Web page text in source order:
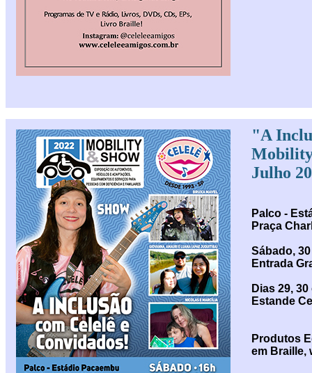
"A
Julho
Palco -
Praça
Sábado,
Entrada
Dias 29,
Estande
Produtos
em Braille,